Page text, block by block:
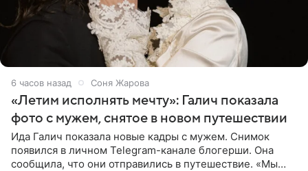
6 часов назад Соня Жарова
«Летим исполнять мечту»: Галич показала
фото с мужем, снятое в новом путешествии
Ида Галич показала новые кадры с мужем. Снимок
появился в личном Telegram-канале блогерши. Она
сообщила, что они отправились в путешествие. «Мы